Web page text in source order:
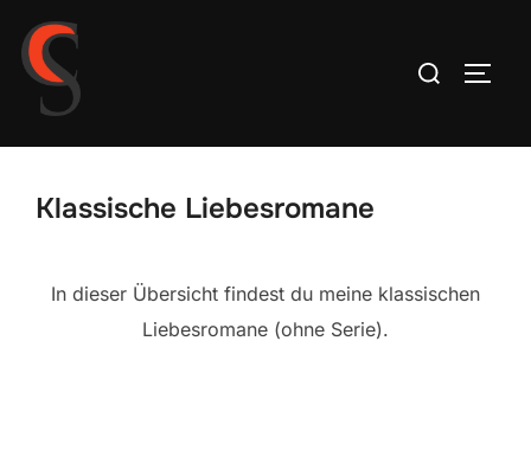
Inhalt
springen
Suchen
Klassische Liebesromane
In dieser Übersicht findest du meine klassischen
Liebesromane (ohne Serie).